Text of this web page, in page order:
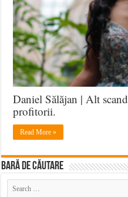
Daniel Sălăjan | Alt
profitorii.
Read More »
BARĂ DE CĂUTARE